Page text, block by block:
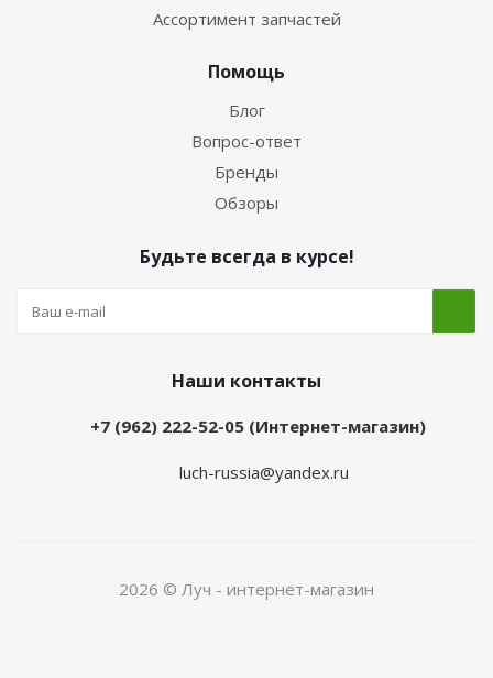
Ассортимент запчастей
Помощь
Блог
Вопрос-ответ
Бренды
Обзоры
Будьте всегда в курсе!
Наши контакты
+7 (962) 222-52-05 (Интернет-магазин)
luch-russia@yandex.ru
2026 © Луч - интернет-магазин